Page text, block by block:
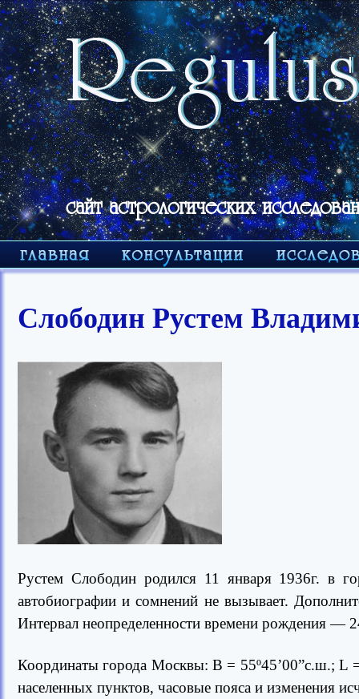
сайт астрологических
Слободин Рустем
Рустем Слободин родился 11 января 1936г. в
автобиографии и сомнений не вызывает.
Интервал неопределенности времени рождения —
Координаты города Москвы: B = 55º45’00”с.ш.; L
населенных пунктов, часовые пояса и изменения